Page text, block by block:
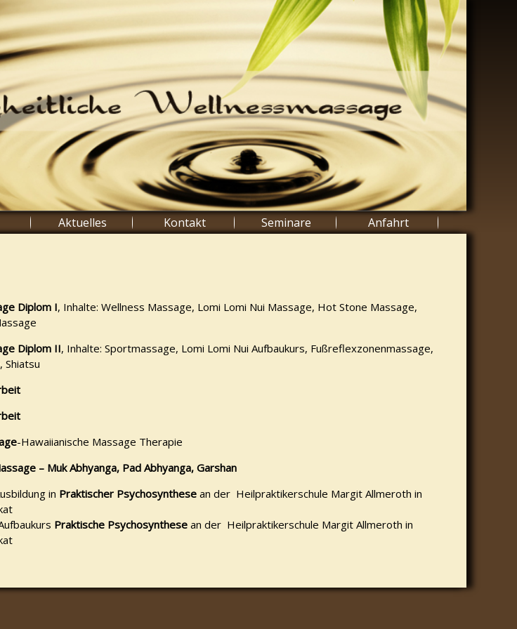
Aktuelles Kontakt Seminare Anfahrt
Diplom I, Inhalte: Wellness Massage, Lomi Lomi Nui Massage, Hot Stone Massage,
Diplom II, Inhalte: Sportmassage, Lomi Lomi Nui Aufbaukurs, Fußreflexzonenmassage,
Shiatsu
-Hawaiianische Massage Therapie
– Muk Abhyanga, Pad Abhyanga, Garshan
in Praktischer Psychosynthese an der Heilpraktikerschule Margit Allmeroth in
Praktische Psychosynthese an der Heilpraktikerschule Margit Allmeroth in